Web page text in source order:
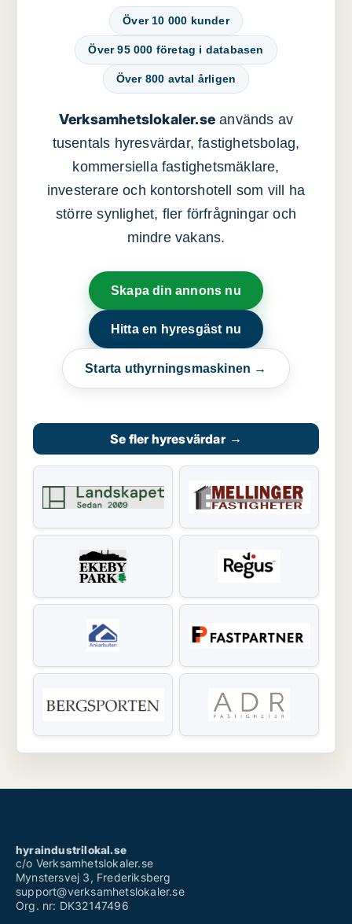
Över 10 000 kunder
Över 95 000 företag i databasen
Över 800 avtal årligen
Verksamhetslokaler.se används av
tusentals hyresvärdar, fastighetsbolag,
kommersiella fastighetsmäklare,
investerare och kontorshotell som vill ha
större synlighet, fler förfrågningar och
mindre vakans.
Skapa din annons nu
Hitta en hyresgäst nu
Starta uthyrningsmaskinen →
Se fler hyresvärdar →
hyraindustrilokal.se
c/o Verksamhetslokaler.se
Mynstersvej 3, Frederiksberg
support@verksamhetslokaler.se
Org. nr: DK32147496